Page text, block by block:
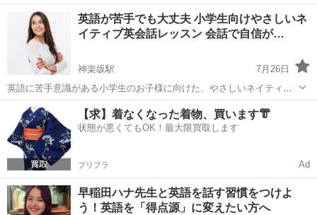
うになるためにはこの3つだけ＊＊＊＊ ＊正しいネイティブが使う表
現を体で覚えて使っていく 自分が話したい英会話を翻訳したり文を組
み立てたりして使っ...
東京 英語 先生
英語が苦手でも大丈夫 小学生向けやさしいネ
イティブ英会話レッスン 会話で自信が…
神楽坂駅
7月26日
英語に苦手意識がある小学生のお子様に向けた、やさしいネイティブ
英会話レッスンです。 難しい文法や暗記ではなく、簡単な会話からス
タートし、「話せた」という成功体験を積み重ねていきます。 ネイテ
ィブ講師とのやりとりの中で...
東京 神楽坂駅 英会話 ネイティブ
【求】着なくなった着物、買います👘
状態が悪くてもOK！最大限買取します
プリフラ Ad
早稲田ハナ先生と英語を話す習慣をつけよ
う！英語を「得点源」に変えたい方へ